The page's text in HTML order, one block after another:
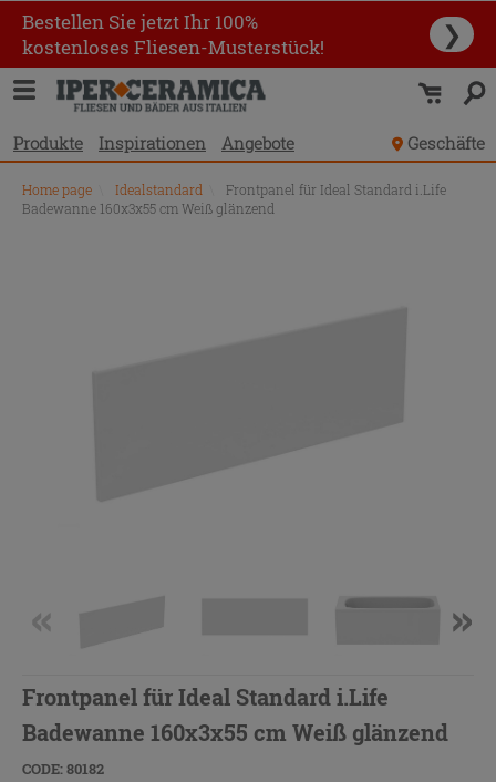
Bestellen Sie jetzt Ihr 100%
kostenloses Fliesen-Musterstück!
❯
Produkte Inspirationen Angebote Geschäfte
Home page Idealstandard
Frontpanel für Ideal Standard i.Life
Badewanne 160x3x55 cm Weiß glänzend
Frontpanel für Ideal Standard i.Life
Badewanne 160x3x55 cm Weiß glänzend
CODE: 80182